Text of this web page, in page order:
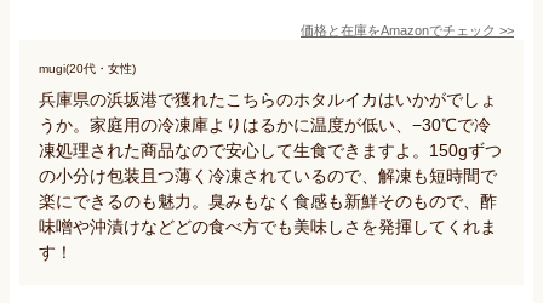
価格と在庫をAmazonでチェック >>
mugi(20代・女性)
兵庫県の浜坂港で獲れたこちらのホタルイカはいかがでしょ
うか。家庭用の冷凍庫よりはるかに温度が低い、−30℃で冷
凍処理された商品なので安心して生食できますよ。150gずつ
の小分け包装且つ薄く冷凍されているので、解凍も短時間で
楽にできるのも魅力。臭みもなく食感も新鮮そのもので、酢
味噌や沖漬けなどどの食べ方でも美味しさを発揮してくれま
す！